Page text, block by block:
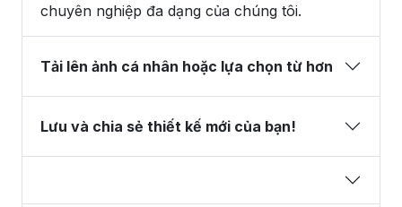
chuyên nghiệp đa dạng của chúng tôi.
Tải lên ảnh cá nhân hoặc lựa chọn từ hơn
Lưu và chia sẻ thiết kế mới của bạn!